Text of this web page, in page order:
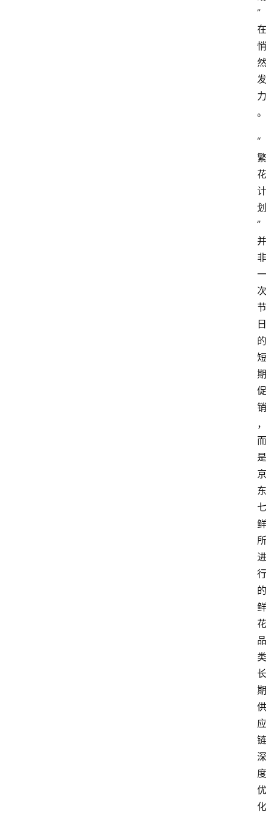
”
在
悄
然
发
力
。
“
繁
花
计
划
”
并
非
一
次
节
日
的
短
期
促
销
，
而
是
京
东
七
鲜
所
进
行
的
鲜
花
品
类
长
期
供
应
链
深
度
优
化